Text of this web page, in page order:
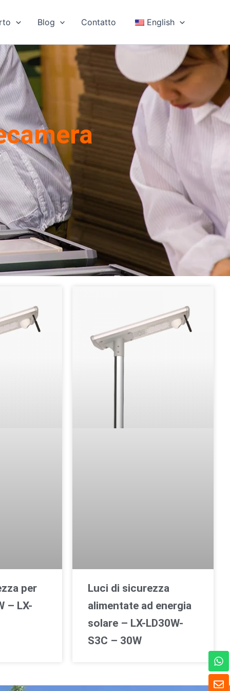
Blog Contatto English
per
– LX-
Luci di sicurezza
alimentate ad energia
solare – LX-LD30W-
S3C – 30W
B
W
h
a
t